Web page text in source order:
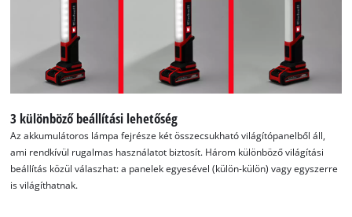
Usercentrics
Management
Platform
3 különböző beállítási lehetőség
Az akkumulátoros lámpa fejrésze két összecsukható világítópanelből áll,
ami rendkívül rugalmas használatot biztosít. Három különböző világítási
beállítás közül válaszhat: a panelek egyesével (külön-külön) vagy egyszerre
is világíthatnak.